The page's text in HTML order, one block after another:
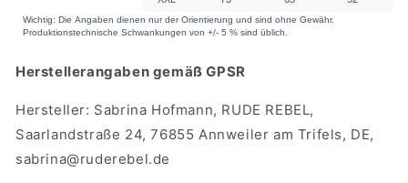
Herstellerangaben gemäß GPSR
Hersteller: Sabrina Hofmann, RUDE REBEL,
Saarlandstraße 24, 76855 Annweiler am Trifels, DE,
sabrina@ruderebel.de